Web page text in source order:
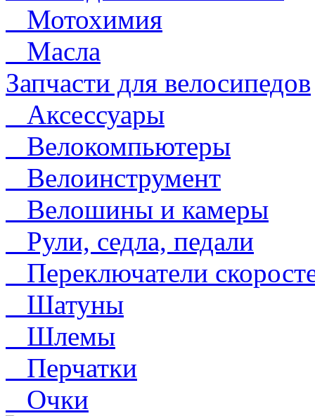
Мотохимия
Масла
Запчасти для велосипедов
Аксессуары
Велокомпьютеры
Велоинструмент
Велошины и камеры
Рули, седла, педали
Переключатели
Шатуны
Шлемы
Перчатки
Очки